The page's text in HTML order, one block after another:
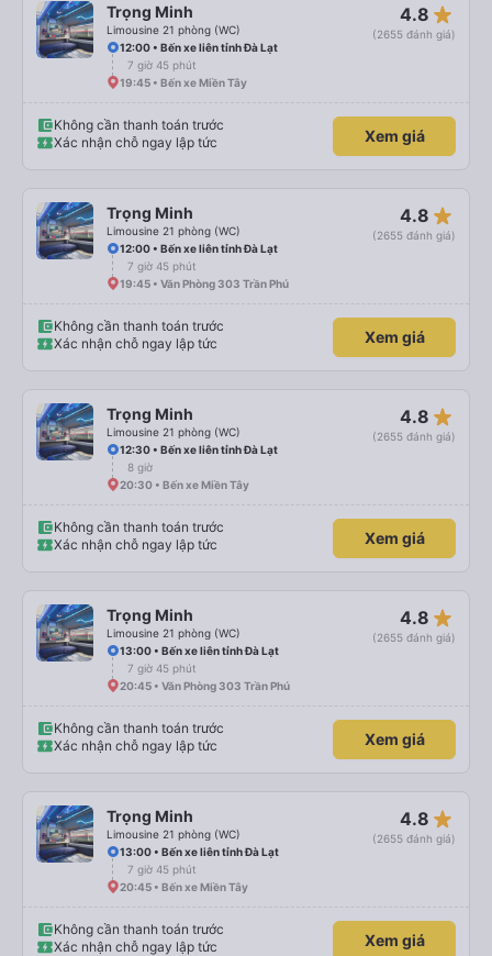
Trọng Minh
Limousine 21 phòng (WC)
4.8 star_rate
(2655 đánh giá)
12:00 • Bến xe liên tỉnh Đà Lạt
7 giờ 45 phút
19:45 • Bến xe Miền Tây
Không cần thanh toán trước
Xác nhận chỗ ngay lập tức
Xem giá
Trọng Minh
Limousine 21 phòng (WC)
4.8 star_rate
(2655 đánh giá)
12:00 • Bến xe liên tỉnh Đà Lạt
7 giờ 45 phút
19:45 • Văn Phòng 303 Trần Phú
Không cần thanh toán trước
Xác nhận chỗ ngay lập tức
Xem giá
Trọng Minh
Limousine 21 phòng (WC)
4.8 star_rate
(2655 đánh giá)
12:30 • Bến xe liên tỉnh Đà Lạt
8 giờ
20:30 • Bến xe Miền Tây
Không cần thanh toán trước
Xác nhận chỗ ngay lập tức
Xem giá
Trọng Minh
Limousine 21 phòng (WC)
4.8 star_rate
(2655 đánh giá)
13:00 • Bến xe liên tỉnh Đà Lạt
7 giờ 45 phút
20:45 • Văn Phòng 303 Trần Phú
Không cần thanh toán trước
Xác nhận chỗ ngay lập tức
Xem giá
Trọng Minh
Limousine 21 phòng (WC)
4.8 star_rate
(2655 đánh giá)
13:00 • Bến xe liên tỉnh Đà Lạt
7 giờ 45 phút
20:45 • Bến xe Miền Tây
Không cần thanh toán trước
Xác nhận chỗ ngay lập tức
Xem giá